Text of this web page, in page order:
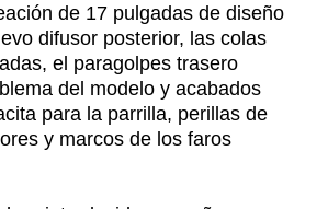
de 17 pulgadas de diseño
difusor posterior, las colas
el paragolpes trasero
del modelo y acabados
para la parrilla, perillas de
y marcos de los faros